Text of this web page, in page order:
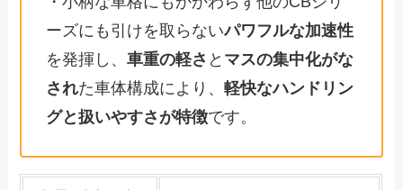
ーズにも引けを取らないパワフルな加速性
を発揮し、車重の軽さ と マスの集中化がな
された車体構成により、軽快なハンドリン
グと扱いやすさが特徴です。